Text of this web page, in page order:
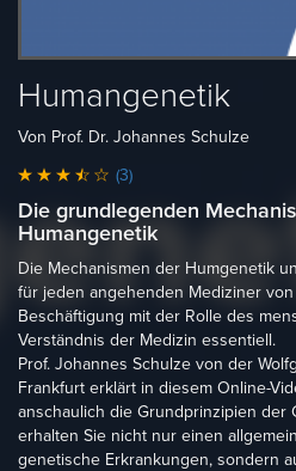
Humangenetik
Von Prof. Dr. Johannes Schulze
(3)
Die grundlegenden
Humangenetik
Die Mechanismen der Humgenetik
für jeden angehenden Mediziner
Beschäftigung mit der Rolle des
Verständnis der Medizin essentiell.
Prof. Johannes Schulze von der
Frankfurt erklärt in diesem Online-
anschaulich die Grundprinzipien der
erhalten Sie nicht nur einen
genetische Erkrankungen, sondern